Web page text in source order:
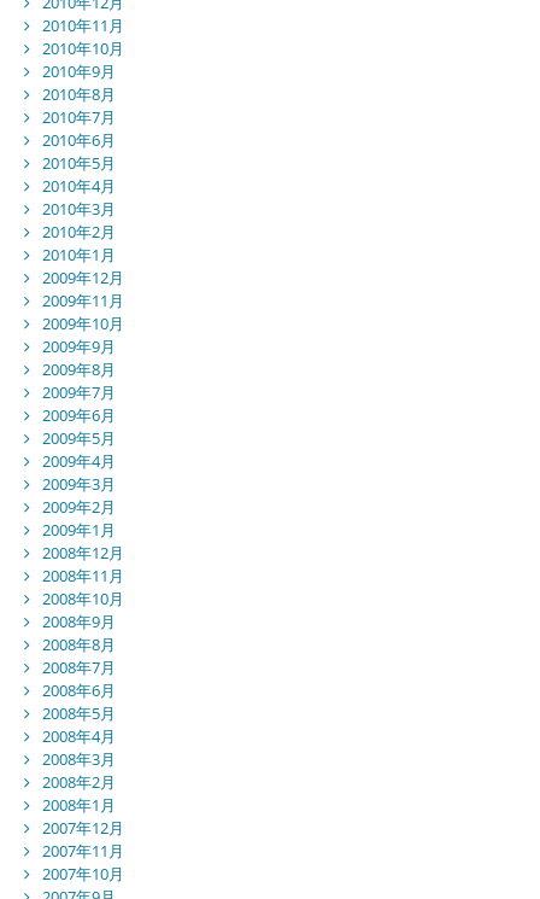
2010年11月
2010年10月
2010年9月
2010年8月
2010年7月
2010年6月
2010年5月
2010年4月
2010年3月
2010年2月
2010年1月
2009年12月
2009年11月
2009年10月
2009年9月
2009年8月
2009年7月
2009年6月
2009年5月
2009年4月
2009年3月
2009年2月
2009年1月
2008年12月
2008年11月
2008年10月
2008年9月
2008年8月
2008年7月
2008年6月
2008年5月
2008年4月
2008年3月
2008年2月
2008年1月
2007年12月
2007年11月
2007年10月